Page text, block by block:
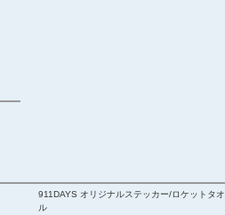
911DAYS オリジナルステッカー/ロケットタオ
ル